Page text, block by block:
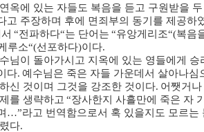
옥에 있는 자들도 복음을 듣고 구원받을
고 주장하며 후에 면죄부의 동기를 제공하
“전파하다“는 단어는 “유앙게리조“(복음
루소“(선포하다)이다.
님이 돌아가시고 지옥에 있는 영들에게 승
다. 예수님은 죽은 자들 가운데서 살아나심
신 것이며 그것을 강조한 것이다. 어쨋거나
를 생략하고 “장사한지 사흘만에 죽은 자
…”라고 번역함으로서 혹 있을지도 모르는
다.